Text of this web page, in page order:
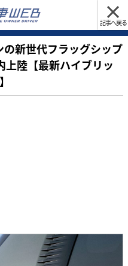
記事へ戻る
新世代フラッグシップ
上陸【最新ハイブリッ